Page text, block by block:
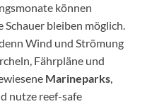
können
Schauer bleiben möglich.
Wind und Strömung
Fährpläne und
Marineparks,
nutze reef-safe